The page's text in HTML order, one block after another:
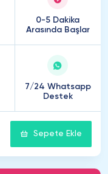
0-5 Dakika
Arasında Başlar
7/24 Whatsapp
Destek
Sepete Ekle